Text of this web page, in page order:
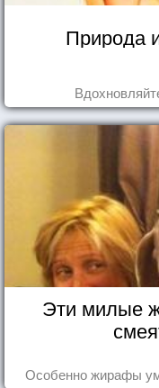
Природа
Эти милые
Особенно жирафы